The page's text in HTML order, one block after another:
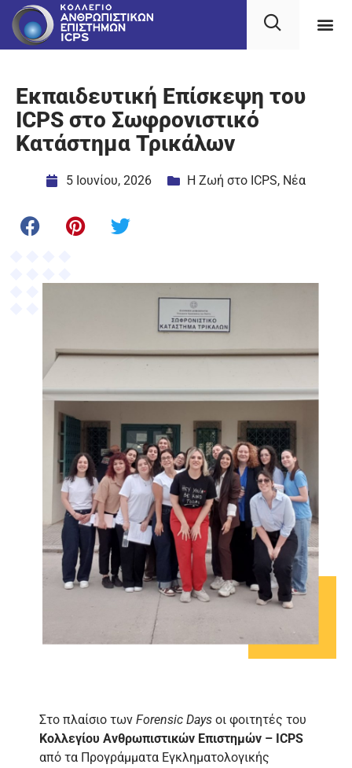
Εκπαιδευτική Επίσκεψη του
ICPS στο Σωφρονιστικό
Κατάστημα Τρικάλων
5 Ιουνίου, 2026 Η Ζωή στο ICPS, Νέα
Στο πλαίσιο των Forensic Days οι φοιτητές του
Κολλεγίου Ανθρωπιστικών Επιστημών – ICPS
από τα Προγράμματα Εγκληματολογικής